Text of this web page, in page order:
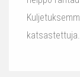
katsastettuja.